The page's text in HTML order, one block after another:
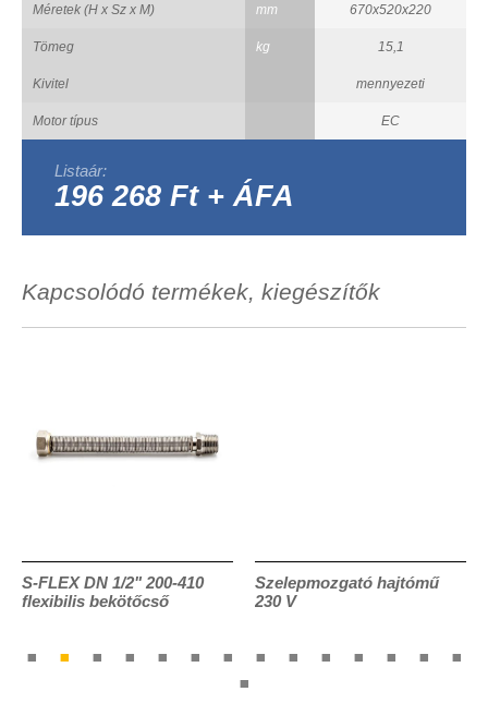
Méretek (H x Sz x M) mm 670x520x220
Tömeg kg 15,1
Kivitel mennyezeti
Motor típus EC
Listaár:
196 268 Ft + ÁFA
Kapcsolódó termékek, kiegészítők
S-FLEX DN 1/2" 200-410
flexibilis bekötőcső
Szelepmozgató hajtómű
230 V